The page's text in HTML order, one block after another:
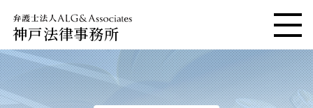
神戸法律事務所